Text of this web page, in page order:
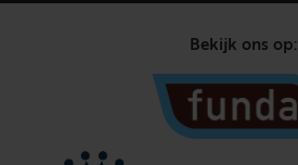
Bekijk ons op: